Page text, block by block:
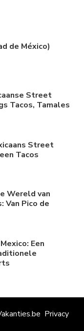
de México)
Street
Tacos, Tamales
Street
Tacos
Wereld van
Van Pico de
Een
Privacy